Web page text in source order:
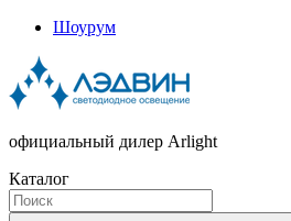
Шоурум
официальный дилер Arlight
Каталог